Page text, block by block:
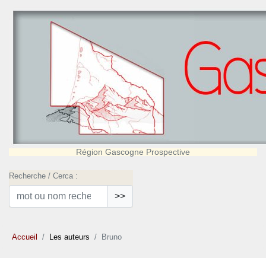
Région Gascogne Prospective
Recherche / Cerca :
>>
Accueil Les auteurs Bruno